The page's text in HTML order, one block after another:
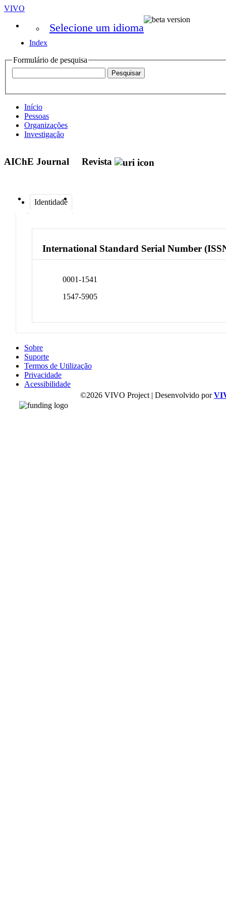
VIVO
Selecione um idioma
Index
Formulário de pesquisa
Início
Pessoas
Organizações
Investigação
AIChE Journal Revista
Identidade
International Standard Serial Number
0001-1541
1547-5905
Sobre
Suporte
Termos de Utilização
Privacidade
Acessibilidade
©2026 VIVO Project | Desenvolvido por